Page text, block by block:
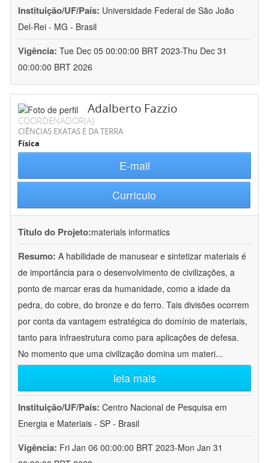
Instituição/UF/País: Universidade Federal de São João
Del-Rei - MG - Brasil
Vigência: Tue Dec 05 00:00:00 BRT 2023-Thu Dec 31
00:00:00 BRT 2026
Adalberto Fazzio
COORDENADOR(A)
CIÊNCIAS EXATAS E DA TERRA
Física
E-mail
Currículo
Título do Projeto:materials informatics
Resumo: A habilidade de manusear e sintetizar materiais é
de importância para o desenvolvimento de civilizações, a
ponto de marcar eras da humanidade, como a idade da
pedra, do cobre, do bronze e do ferro. Tais divisões ocorrem
por conta da vantagem estratégica do domínio de materiais,
tanto para infraestrutura como para aplicações de defesa.
No momento que uma civilização domina um materi...
leia mais
Instituição/UF/País: Centro Nacional de Pesquisa em
Energia e Materiais - SP - Brasil
Vigência: Fri Jan 06 00:00:00 BRT 2023-Mon Jan 31